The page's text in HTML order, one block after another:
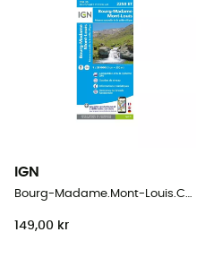
IGN
Bourg-Madame.Mont-Louis.Col De La Perche
149,00 kr